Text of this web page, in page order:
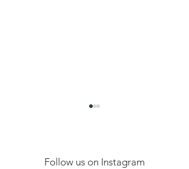
Follow us on Instagram